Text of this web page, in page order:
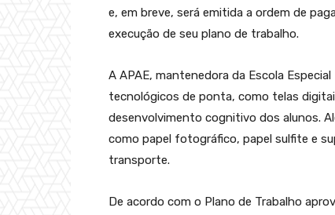
e, em breve, será emitida a ordem de
execução de seu plano de trabalho.
A APAE, mantenedora da Escola
tecnológicos de ponta, como telas
desenvolvimento cognitivo dos alunos.
como papel fotográfico, papel sulfite e
transporte.
De acordo com o Plano de Trabalho